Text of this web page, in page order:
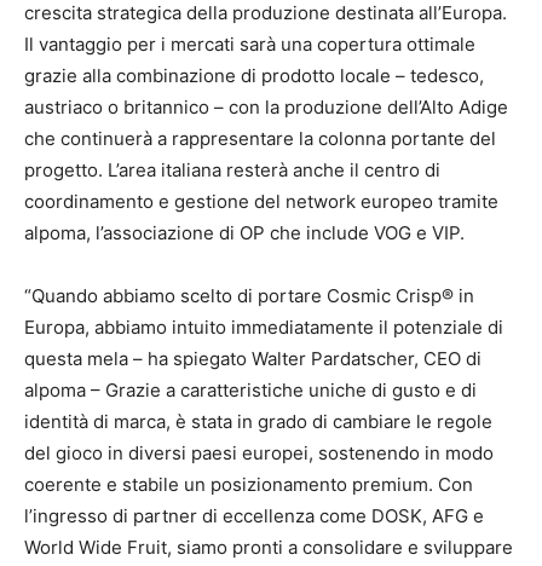
crescita strategica della produzione destinata all’Europa.
Il vantaggio per i mercati sarà una copertura ottimale
grazie alla combinazione di prodotto locale – tedesco,
austriaco o britannico – con la produzione dell’Alto Adige
che continuerà a rappresentare la colonna portante del
progetto. L’area italiana resterà anche il centro di
coordinamento e gestione del network europeo tramite
alpoma, l’associazione di OP che include VOG e VIP.
“Quando abbiamo scelto di portare Cosmic Crisp® in
Europa, abbiamo intuito immediatamente il potenziale di
questa mela – ha spiegato Walter Pardatscher, CEO di
alpoma – Grazie a caratteristiche uniche di gusto e di
identità di marca, è stata in grado di cambiare le regole
del gioco in diversi paesi europei, sostenendo in modo
coerente e stabile un posizionamento premium. Con
l’ingresso di partner di eccellenza come DOSK, AFG e
World Wide Fruit, siamo pronti a consolidare e sviluppare